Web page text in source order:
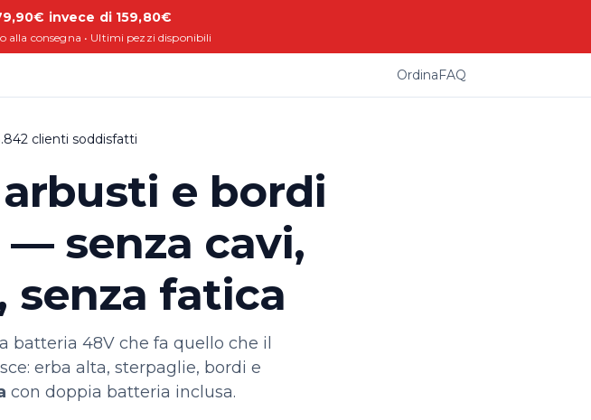
invece di 159,80€
consegna • Ultimi pezzi disponibili
OrdinaFAQ
clienti soddisfatti
e bordi
senza cavi,
senza fatica
48V che fa quello che il
erba alta, sterpaglie, bordi e
con doppia batteria inclusa.